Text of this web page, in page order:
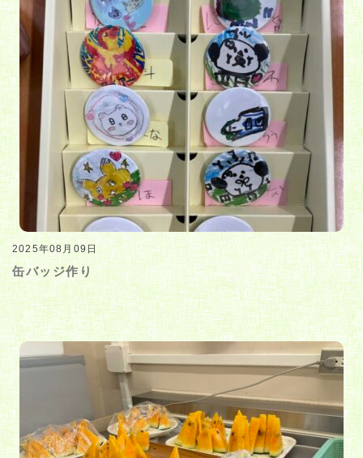
2025年08月09日
缶バッジ作り